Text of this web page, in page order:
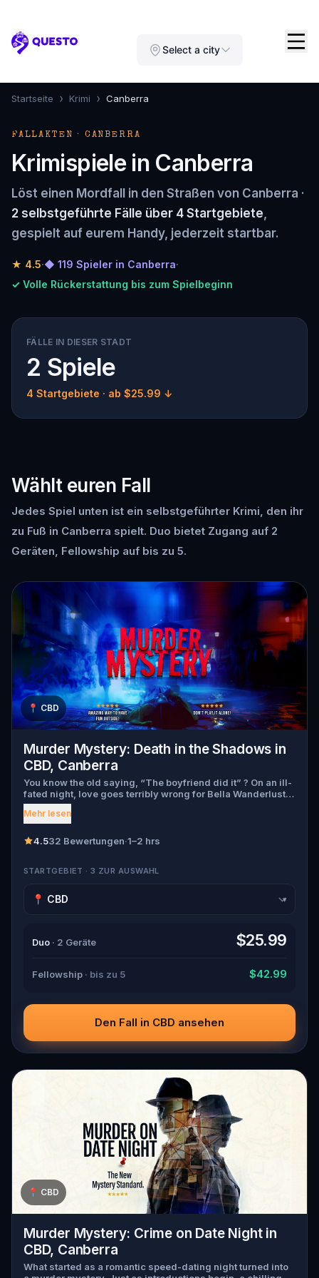
Questo Select a city
Startseite › Krimi › Canberra
FALLAKTEN · CANBERRA
Krimispiele in Canberra
Löst einen Mordfall in den Straßen von Canberra ·
2 selbstgeführte Fälle über 4 Startgebiete,
gespielt auf eurem Handy, jederzeit startbar.
★ 4.5·◆ 119 Spieler in Canberra·
✓ Volle Rückerstattung bis zum Spielbeginn
FÄLLE IN DIESER STADT
2 Spiele
4 Startgebiete · ab $25.99 ↓
Wählt euren Fall
Jedes Spiel unten ist ein selbstgeführter Krimi, den ihr
zu Fuß in Canberra spielt. Duo bietet Zugang auf 2
Geräten, Fellowship auf bis zu 5.
📍 CBD
Murder Mystery: Death in the Shadows in
CBD, Canberra
You know the old saying, “The boyfriend did it” ? On an ill-
fated night, love goes terribly wrong for Bella Wanderlust
and Walter Bridges . Bella, a famous travel blogger, was
found dead during a ghost tour led by the theatrical Percy
Walter, the obsessed boyfriend? Percy, the ghost tour
suspects, and expose the real murderer before they strike
down all the crucial evidence.
Mehr lesen
4.532 Bewertungen·1–2 hrs
STARTGEBIET · 3 ZUR AUSWAHL
▾
Duo · 2 Geräte $25.99
Fellowship · bis zu 5 $42.99
Den Fall in CBD ansehen
📍 CBD
Murder Mystery: Crime on Date Night in
CBD, Canberra
What started as a romantic speed-dating night turned into